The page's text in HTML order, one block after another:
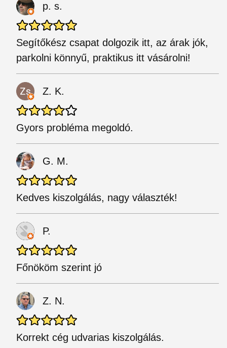
p. s.
Segítőkész csapat dolgozik itt, az árak jók,
parkolni könnyű, praktikus itt vásárolni!
Z. K.
Gyors probléma megoldó.
G. M.
Kedves kiszolgálás, nagy választék!
P.
Főnököm szerint jó
Z. N.
Korrekt cég udvarias kiszolgálás.